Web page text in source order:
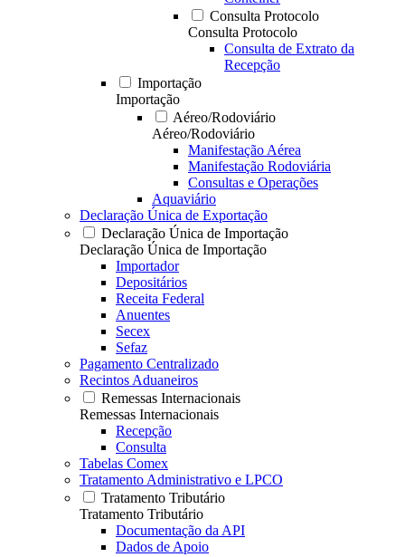
Consulta Protocolo
Consulta Protocolo
Consulta de Extrato da
Recepção
Importação
Importação
Aéreo/Rodoviário
Aéreo/Rodoviário
Manifestação Aérea
Manifestação Rodoviária
Consultas e Operações
Aquaviário
Declaração Única de Exportação
Declaração Única de Importação
Declaração Única de Importação
Importador
Depositários
Receita Federal
Anuentes
Secex
Sefaz
Pagamento Centralizado
Recintos Aduaneiros
Remessas Internacionais
Remessas Internacionais
Recepção
Consulta
Tabelas Comex
Tratamento Administrativo e LPCO
Tratamento Tributário
Tratamento Tributário
Documentação da API
Dados de Apoio